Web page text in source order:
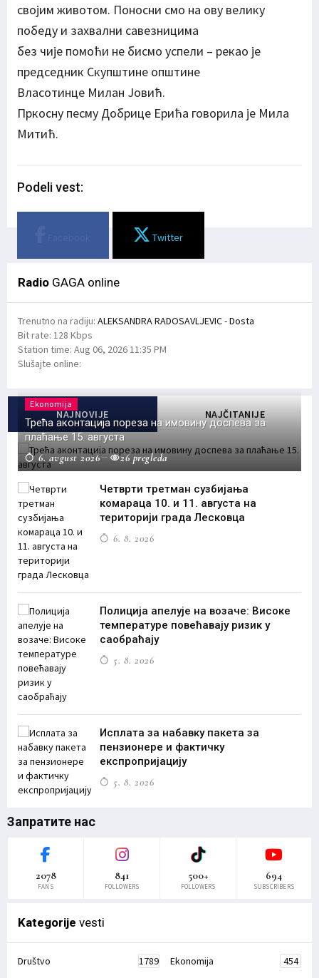
својим животом. Поносни смо на ову велику
победу и захвални савезницима
без чије помоћи не бисмо успели – рекао је
председник Скупштине општине
Власотинце Милан Јовић.
Пркосну песму Добрице Ерића говорила је Мила
Митић.
Podeli vest:
Twitter
Radio GAGA online
Trenutno na radiju: ALEKSANDRA RADOSAVLJEVIC - Dosta
Bit rate: 128 Kbps
Station time: Aug 06, 202611:35 PM
Slušajte online:
NAJNOVIJE NAJČITANIJE
Ekonomija
Трећа аконтација пореза на имовину доспева за
плаћање 15. августа
6. avgust 2026
26 pregleda
Четврти третман сузбијања
комараца 10. и 11. августа на
територији града Лесковца
6. 8. 2026
Полиција апелује на возаче: Високе
температуре повећавају ризик у
саобраћају
5. 8. 2026
Исплата за набавку пакета за
пензионере и фактичку
експропријацију
5. 8. 2026
Запратите нас
2078
FANS
841
FOLLOWERS
500+
FOLLOWERS
694
SUBSCRIBERS
Kategorije vesti
Društvo 1789 Ekonomija 454